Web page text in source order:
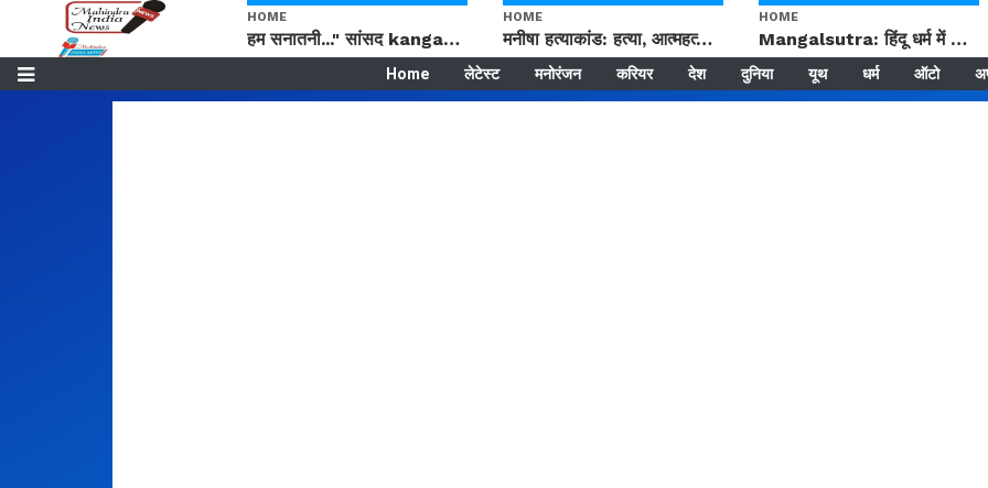
HOME
हम सनातनी..." सांसद kangana Ranaut से क्या बोली लड़की? Viral Jantar-Mantar | CJP protest
HOME
मनीषा हत्याकांड: हत्या, आत्महत्या या कोई बड़ा राज? | Full Story | Josh Haryana
HOME
Mangalsutra: हिंदू धर्म में शादी के बाद मंगलसूत्र क्यों पहनती है महिलाएं, किसने शुरु की ये परंपरा
Home लेटेस्ट मनोरंजन करियर देश दुनिया यूथ धर्म ऑटो